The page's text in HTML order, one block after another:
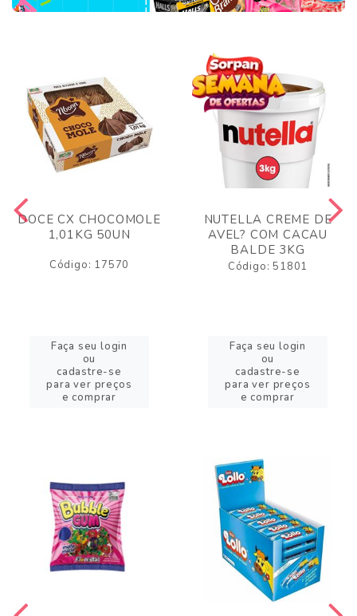
DOCE CX CHOCOMOLE
1,01KG 50UN
Código: 17570
Faça seu login
ou
cadastre-se
para ver preços
e comprar
NUTELLA CREME DE
AVEL? COM CACAU
BALDE 3KG
Código: 51801
Faça seu login
ou
cadastre-se
para ver preços
e comprar